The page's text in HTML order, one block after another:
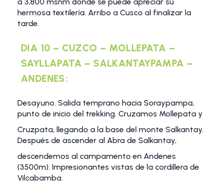
hermosa textilería. Arribo a Cusco al finalizar la
tarde.
DIA 10 – CUZCO – MOLLEPATA –
SAYLLAPATA – SALKANTAYPAMPA –
ANDENES:
Desayuno. Salida temprano hacia Soraypampa,
punto de inicio del trekking. Cruzamos Mollepata y
Cruzpata, llegando a la base del monte Salkantay.
Después de ascender al Abra de Salkantay,
descendemos al campamento en Andenes
(3500m). Impresionantes vistas de la cordillera de
Vilcabamba.